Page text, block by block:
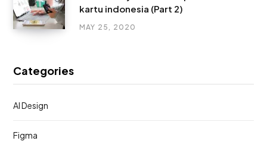
kartu indonesia (Part 2)
MAY 25, 2020
Categories
AI Design
Figma